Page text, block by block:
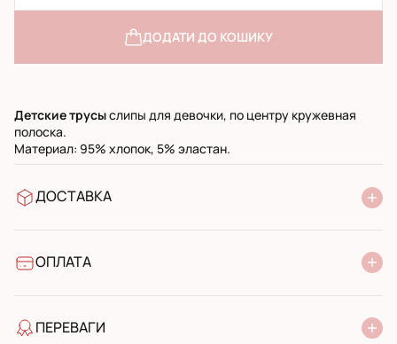
ДОДАТИ ДО КОШИКУ
Детскиетрусыслипы для девочки, по центру кружевная
полоска.
Материал: 95% хлопок, 5% эластан.
ДОСТАВКА
УкрПошта стандарт
ОПЛАТА
Банківський переказ
ПЕРЕВАГИ